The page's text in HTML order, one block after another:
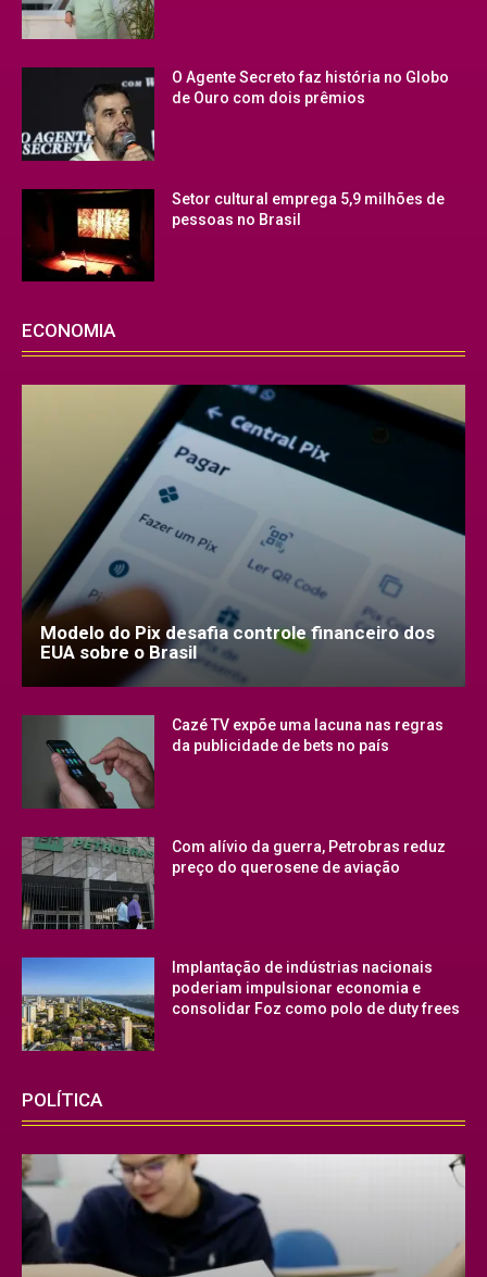
O Agente Secreto faz história no Globo
de Ouro com dois prêmios
Setor cultural emprega 5,9 milhões de
pessoas no Brasil
ECONOMIA
Modelo do Pix desafia controle financeiro dos
EUA sobre o Brasil
Cazé TV expõe uma lacuna nas regras
da publicidade de bets no país
Com alívio da guerra, Petrobras reduz
preço do querosene de aviação
Implantação de indústrias nacionais
poderiam impulsionar economia e
consolidar Foz como polo de duty frees
POLÍTICA